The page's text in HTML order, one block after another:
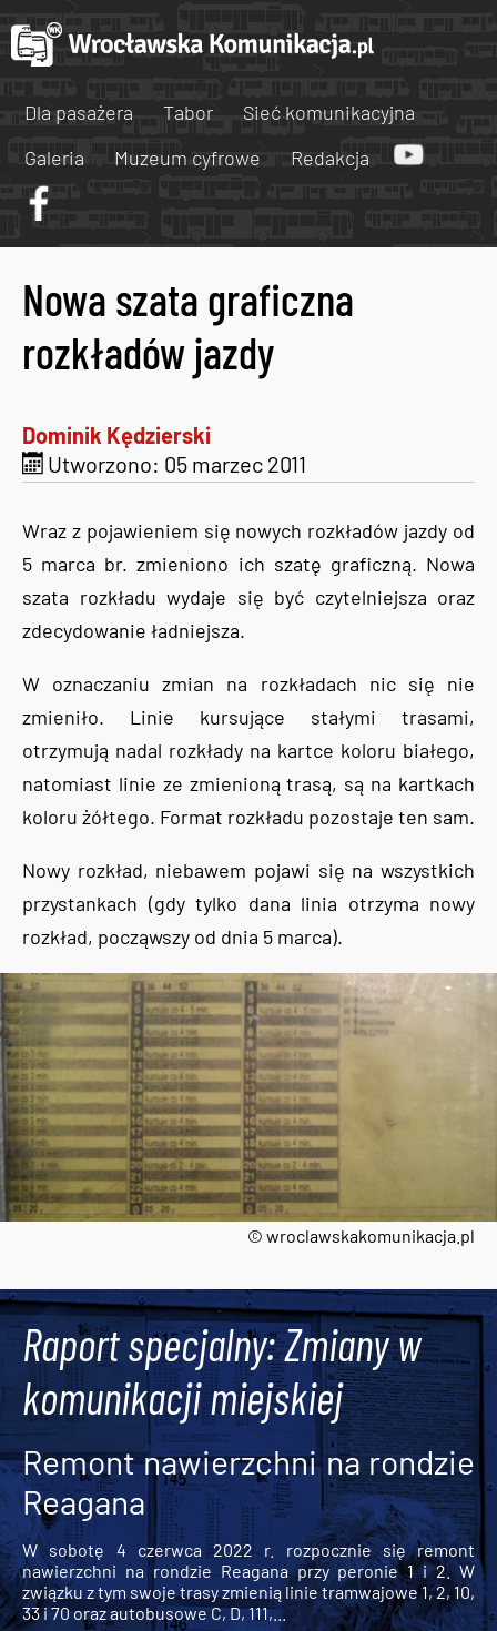
Dla pasażera Tabor
Sieć komunikacyjna
Galeria
Muzeum cyfrowe Redakcja
Nowa szata graficzna
rozkładów jazdy
Dominik Kędzierski
Utworzono: 05 marzec 2011
© wroclawskakomunikacja.pl
Wraz z pojawieniem się nowych rozkładów jazdy od
5 marca br. zmieniono ich szatę graficzną. Nowa
szata rozkładu wydaje się być czytelniejsza oraz
zdecydowanie ładniejsza.
W oznaczaniu zmian na rozkładach nic się nie
zmieniło. Linie kursujące stałymi trasami,
otrzymują nadal rozkłady na kartce koloru białego,
natomiast linie ze zmienioną trasą, są na kartkach
koloru żółtego. Format rozkładu pozostaje ten sam.
Nowy rozkład, niebawem pojawi się na wszystkich
przystankach (gdy tylko dana linia otrzyma nowy
rozkład, począwszy od dnia 5 marca).
Raport specjalny: Zmiany w
komunikacji miejskiej
Remont nawierzchni na rondzie
Reagana
W sobotę 4 czerwca 2022 r. rozpocznie się remont
nawierzchni na rondzie Reagana przy peronie 1 i 2. W
związku z tym swoje trasy zmienią linie tramwajowe 1, 2, 10,
33 i 70 oraz autobusowe C, D, 111,...